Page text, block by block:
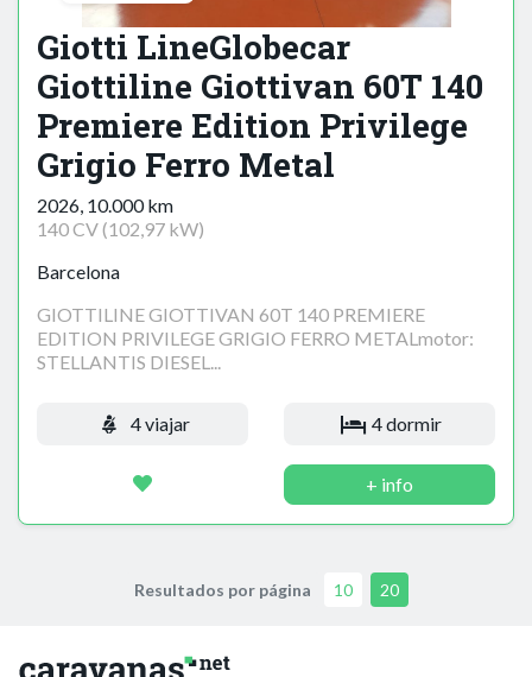
Giotti LineGlobecar
Giottiline Giottivan 60T 140
Premiere Edition Privilege
Grigio Ferro Metal
2026, 10.000 km
140 CV (102,97 kW)
Barcelona
GIOTTILINE GIOTTIVAN 60T 140 PREMIERE
EDITION PRIVILEGE GRIGIO FERRO METALmotor:
STELLANTIS DIESEL...
4 viajar 4 dormir
+ info
Resultados por página 10 20